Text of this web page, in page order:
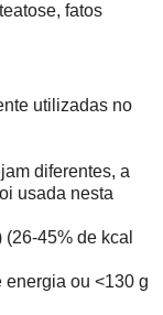
fatos
utilizadas no
diferentes, a
usada nesta
45% de kcal
energia ou <130 g